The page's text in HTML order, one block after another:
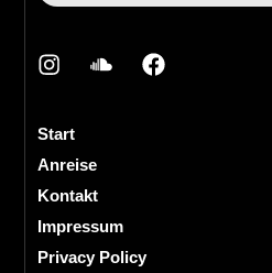
Start
Anreise
Kontakt
Impressum
Privacy Policy